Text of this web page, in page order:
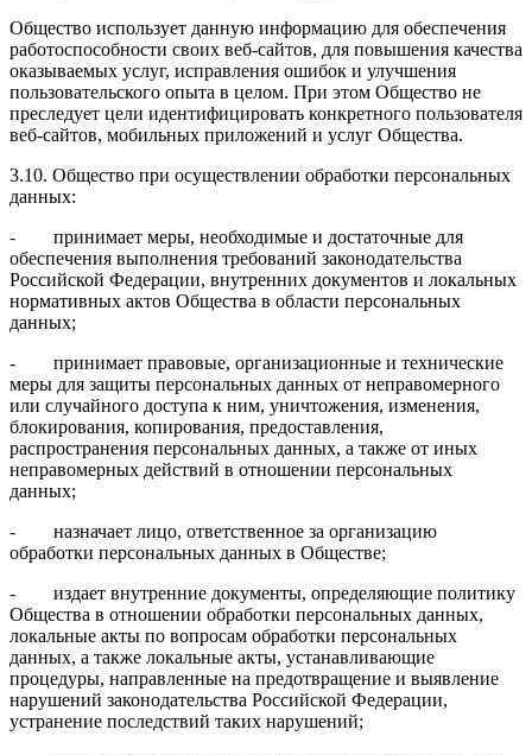
Общество использует данную информацию для обеспечения
работоспособности своих веб-сайтов, для повышения качества
оказываемых услуг, исправления ошибок и улучшения
пользовательского опыта в целом. При этом Общество не
преследует цели идентифицировать конкретного пользователя
веб-сайтов, мобильных приложений и услуг Общества.
3.10. Общество при осуществлении обработки персональных
данных:
- принимает меры, необходимые и достаточные для
обеспечения выполнения требований законодательства
Российской Федерации, внутренних документов и локальных
нормативных актов Общества в области персональных
данных;
- принимает правовые, организационные и технические
меры для защиты персональных данных от неправомерного
или случайного доступа к ним, уничтожения, изменения,
блокирования, копирования, предоставления,
распространения персональных данных, а также от иных
неправомерных действий в отношении персональных
данных;
- назначает лицо, ответственное за организацию
обработки персональных данных в Обществе;
- издает внутренние документы, определяющие политику
Общества в отношении обработки персональных данных,
локальные акты по вопросам обработки персональных
данных, а также локальные акты, устанавливающие
процедуры, направленные на предотвращение и выявление
нарушений законодательства Российской Федерации,
устранение последствий таких нарушений;